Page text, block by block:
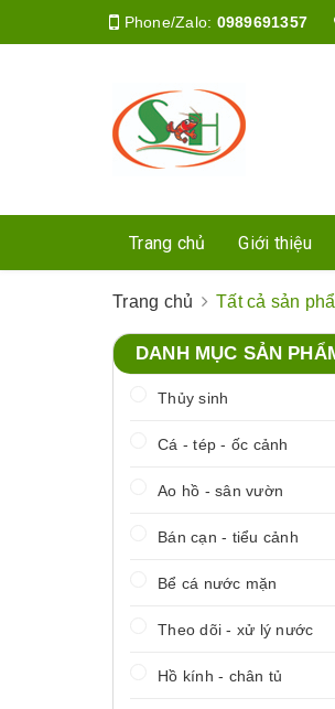
Phone/Zalo: 0989691357
Trang chủ Giới thiệu
Trang chủ Tất cả sản
DANH MỤC SẢN
Thủy sinh
Cá - tép - ốc cảnh
Ao hồ - sân vườn
Bán cạn - tiểu cảnh
Bể cá nước mặn
Theo dõi - xử lý nước
Hồ kính - chân tủ